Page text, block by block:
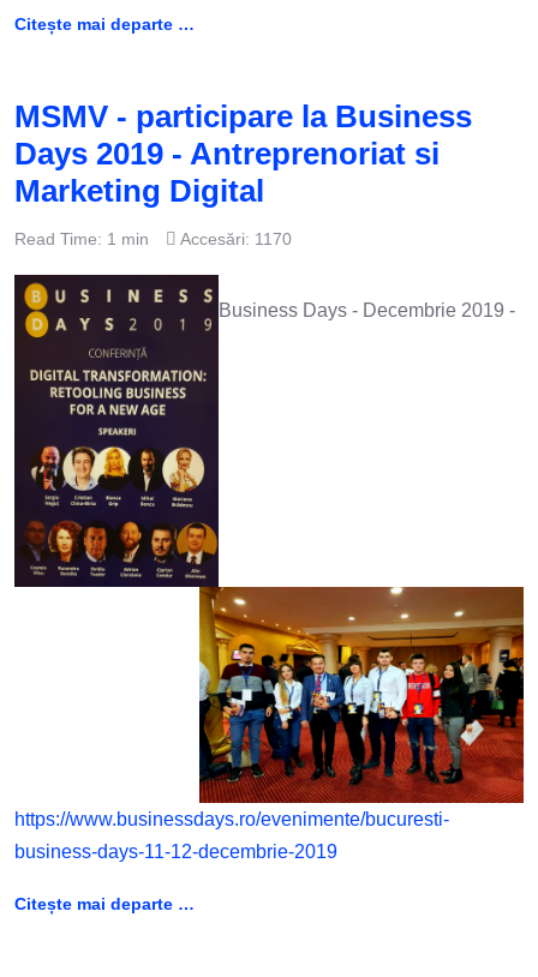
Citește mai departe …
MSMV - participare la Business
Days 2019 - Antreprenoriat si
Marketing Digital
Read Time: 1 min Accesări: 1170
Business Days - Decembrie 2019 -
https://www.businessdays.ro/evenimente/bucuresti-
business-days-11-12-decembrie-2019
Citește mai departe …